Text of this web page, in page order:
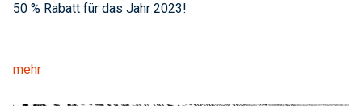
50 % Rabatt für das Jahr 2023!
mehr